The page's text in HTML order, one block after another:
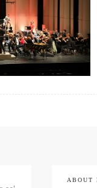
ABOUT